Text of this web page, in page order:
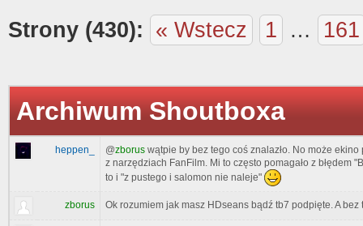
Strony (430): « Wstecz 1 … 161
Archiwum Shoutboxa
heppen_ @zborus wątpie by bez tego coś znalazło. No może
z narzędziach FanFilm. Mi to często pomagało z błędem
to i "z pustego i salomon nie naleje"
zborus Ok rozumiem jak masz HDseans bądź tb7 podpięte. A bez